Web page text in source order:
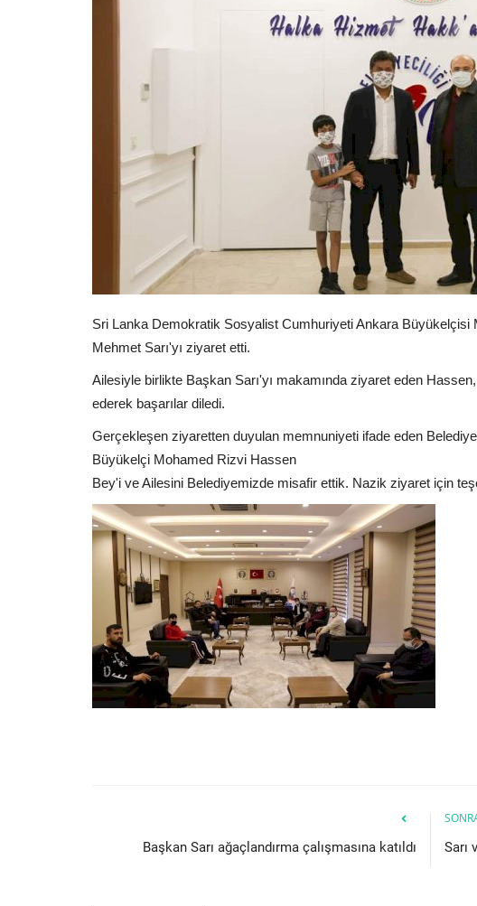
Sri Lanka Demokratik Sosyalist Cumhuriyeti Ankara
Mehmet Sarı'yı ziyaret etti.
Ailesiyle birlikte Başkan Sarı'yı makamında ziyaret eden
ederek başarılar diledi.
Gerçekleşen ziyaretten duyulan memnuniyeti ifade eden
Büyükelçi Mohamed Rizvi Hassen
Bey'i ve Ailesini Belediyemizde misafir ettik. Nazik ziyaret için
Başkan Sarı ağaçlandırma çalışmasına katıldı Sarı